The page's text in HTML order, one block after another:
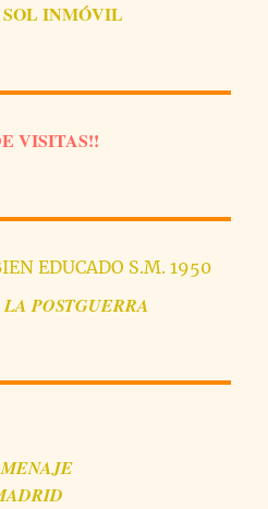
SOL INMÓVIL
VISITAS!!
POSTGUERRA